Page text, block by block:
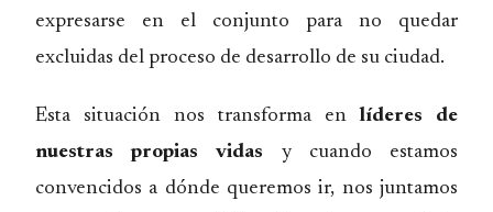
expresarse en el conjunto para no quedar
excluidas del proceso de desarrollo de su ciudad.
Esta situación nos transforma enlíderes de
nuestras propias vidas y cuando estamos
convencidos a dónde queremos ir, nos juntamos